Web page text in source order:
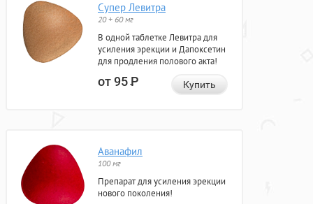
Супер Левитра
20 + 60 мг
В одной таблетке Левитра для
усиления эрекции и Дапоксетин
для продления полового акта!
от 95Р Купить
Аванафил
100 мг
Препарат для усиления эрекции
нового поколения!